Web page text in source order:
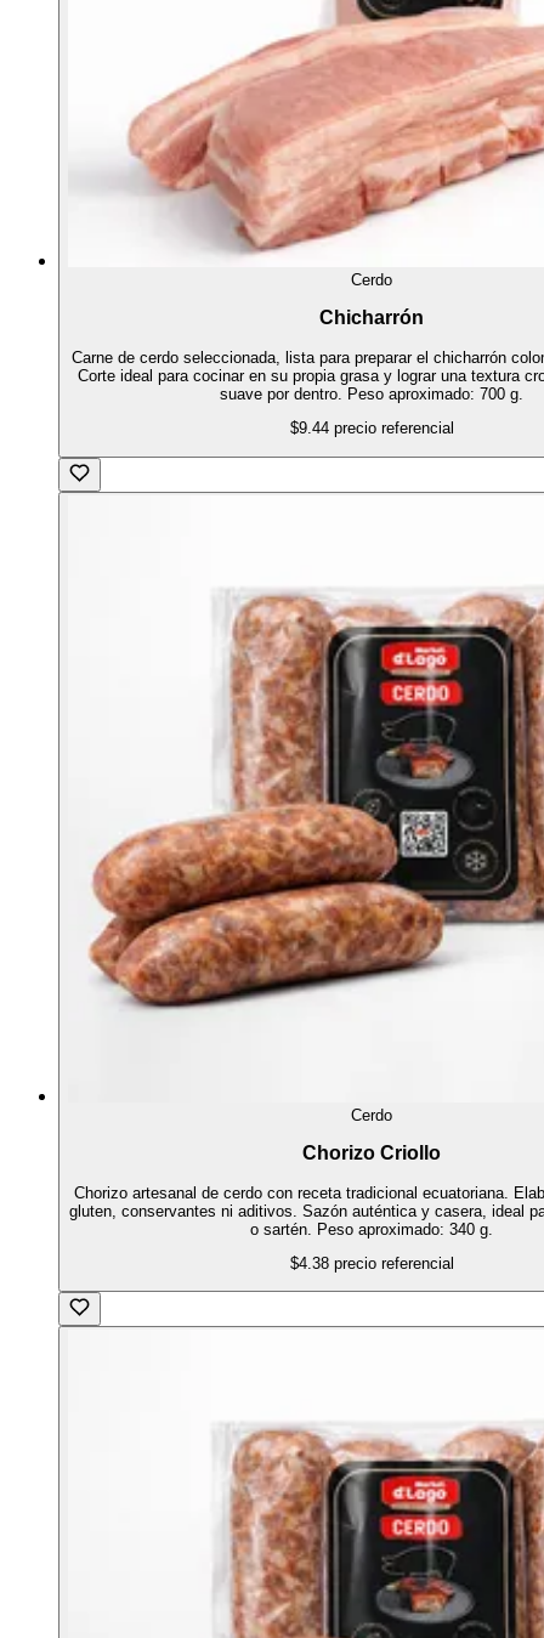
Cerdo
Chicharrón
Carne de cerdo seleccionada, lista para preparar el chicharrón
Corte ideal para cocinar en su propia grasa y lograr una textura
suave por dentro. Peso aproximado: 700 g.
$9.44 precio referencial
Cerdo
Chorizo Criollo
Chorizo artesanal de cerdo con receta tradicional ecuatoriana.
gluten, conservantes ni aditivos. Sazón auténtica y casera, ideal
o sartén. Peso aproximado: 340 g.
$4.38 precio referencial